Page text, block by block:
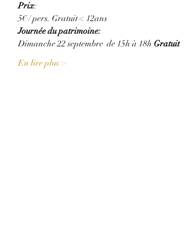
Prix:
5€ / pers. Gratuit < 12ans
Journée du patrimoine:
Dimanche 22 septembre  de 15h à 18h Gratuit
En lire plus >